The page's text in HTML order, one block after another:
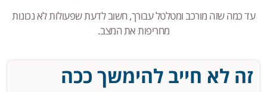
עד כמה שזה מורכב ומטלטל עבורך, חשוב לדעת שפעולות לא נכונות
מחריפות את המצב.
זה לא חייב להימשך ככה